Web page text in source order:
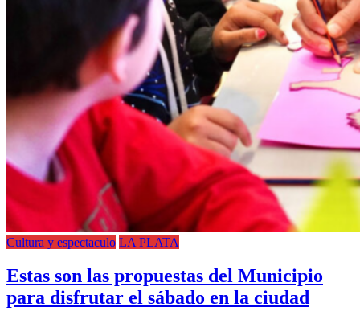
Cultura y espectaculo LA PLATA
Estas son las propuestas del Municipio
para disfrutar el sábado en la ciudad